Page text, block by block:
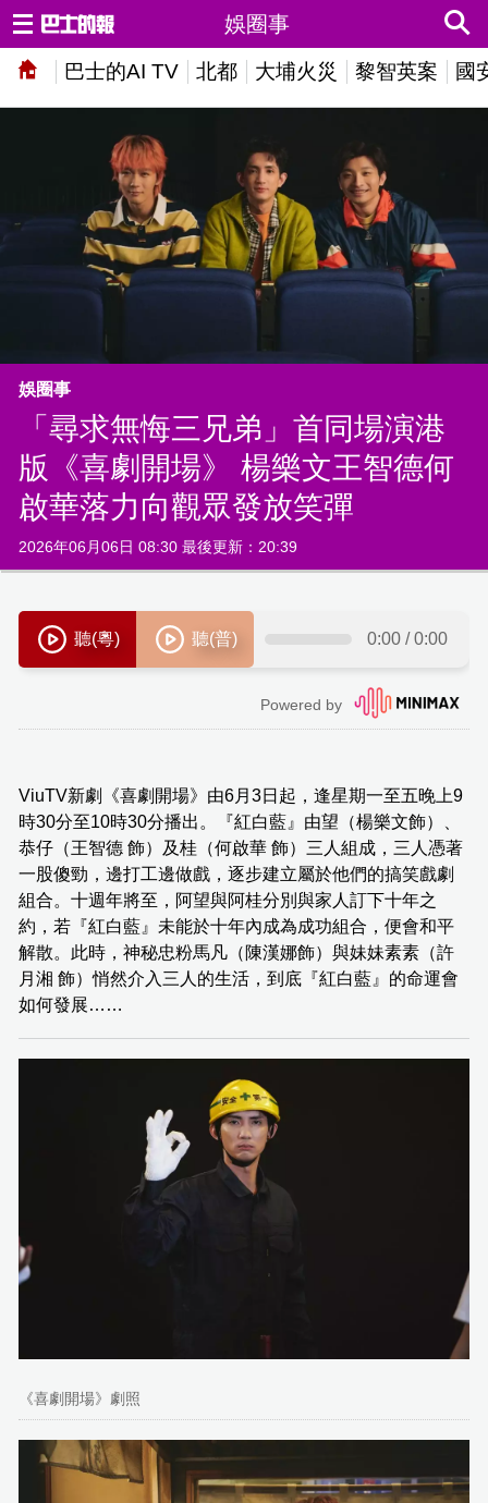
巴士的AI TV 北都 大埔火災 黎智英案 國
娛圈事
娛圈事
「尋求無悔三兄弟」首同場演港
版《喜劇開場》 楊樂文王智德何
啟華落力向觀眾發放笑彈
2026年06月06日 08:30 最後更新：20:39
ViuTV新劇《喜劇開場》由6月3日起，逢星期一至五晚上9
時30分至10時30分播出。『紅白藍』由望（楊樂文飾）、
恭仔（王智德 飾）及桂（何啟華 飾）三人組成，三人憑著
一股傻勁，邊打工邊做戲，逐步建立屬於他們的搞笑戲劇
組合。十週年將至，阿望與阿桂分別與家人訂下十年之
約，若『紅白藍』未能於十年內成為成功組合，便會和平
解散。此時，神秘忠粉馬凡（陳漢娜飾）與妹妹素素（許
月湘 飾）悄然介入三人的生活，到底『紅白藍』的命運會
如何發展……
《喜劇開場》劇照